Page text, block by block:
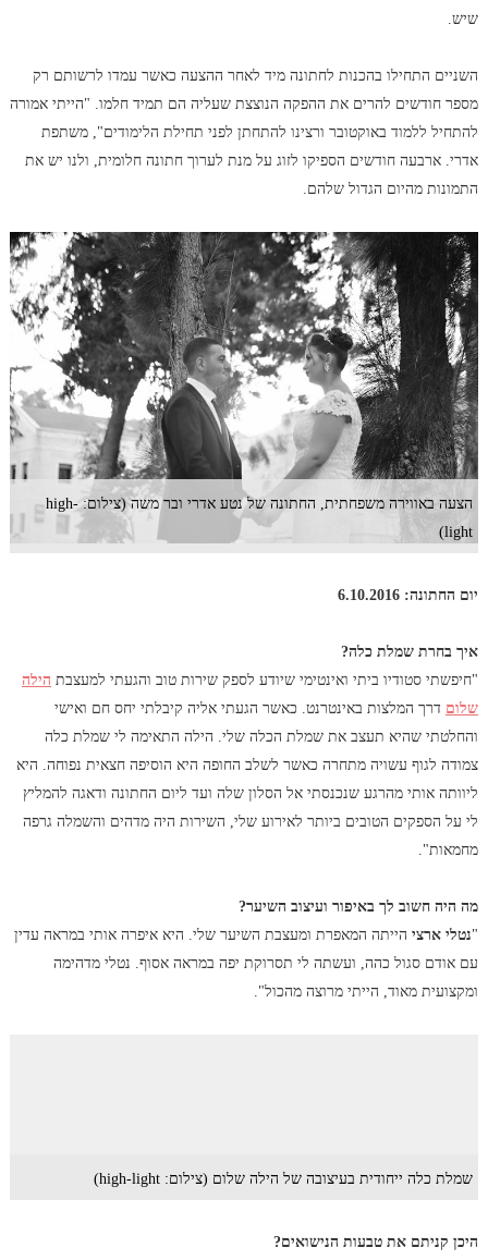
שיש.
השניים התחילו בהכנות לחתונה מיד לאחר ההצעה כאשר עמדו לרשותם רק
מספר חודשים להרים את ההפקה הנוצצת שעליה הם תמיד חלמו. "הייתי אמורה
להתחיל ללמוד באוקטובר ורצינו להתחתן לפני תחילת הלימודים", משתפת
אדרי. ארבעה חודשים הספיקו לזוג על מנת לערוך חתונה חלומית, ולנו יש את
התמונות מהיום הגדול שלהם.
הצעה באווירה משפחתית, החתונה של נטע אדרי ובר משה (צילום: high-
light)
יום החתונה: 6.10.2016
איך בחרת שמלת כלה?
"חיפשתי סטודיו ביתי ואינטימי שיודע לספק שירות טוב והגעתי למעצבת הילה
שלום דרך המלצות באינטרנט. כאשר הגעתי אליה קיבלתי יחס חם ואישי
והחלטתי שהיא תעצב את שמלת הכלה שלי. הילה התאימה לי שמלת כלה
צמודה לגוף עשויה מתחרה כאשר לשלב החופה היא הוסיפה חצאית נפוחה. היא
ליוותה אותי מהרגע שנכנסתי אל הסלון שלה ועד ליום החתונה ודאגה להמליץ
לי על הספקים הטובים ביותר לאירוע שלי, השירות היה מדהים והשמלה גרפה
מחמאות".
מה היה חשוב לך באיפור ועיצוב השיער?
"נטלי ארציהייתה המאפרת ומעצבת השיער שלי. היא איפרה אותי במראה עדין
עם אודם סגול כהה, ועשתה לי תסרוקת יפה במראה אסוף. נטלי מדהימה
ומקצועית מאוד, הייתי מרוצה מהכול".
שמלת כלה ייחודית בעיצובה של הילה שלום (צילום: high-light)
היכן קניתם את טבעות הנישואים?